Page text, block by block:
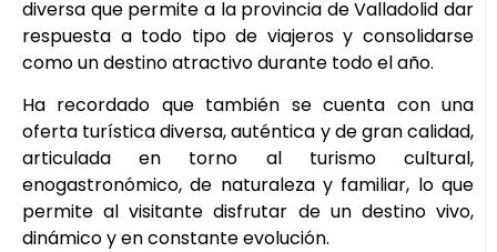
diversa que permite a la provincia de Valladolid dar
respuesta a todo tipo de viajeros y consolidarse
como un destino atractivo durante todo el año.
Ha recordado que también se cuenta con una
oferta turística diversa, auténtica y de gran calidad,
articulada en torno al turismo cultural,
enogastronómico, de naturaleza y familiar, lo que
permite al visitante disfrutar de un destino vivo,
dinámico y en constante evolución.